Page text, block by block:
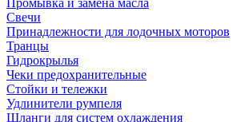
Промывка и замена масла
Свечи
Принадлежности для лодочных моторов
Транцы
Гидрокрылья
Чеки предохранительные
Стойки и тележки
Удлинители румпеля
Шланги для систем охлаждения